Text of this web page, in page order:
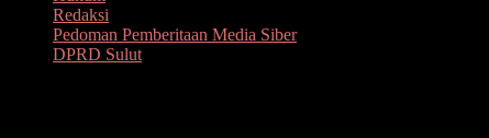
Redaksi
Pedoman Pemberitaan Media Siber
DPRD Sulut